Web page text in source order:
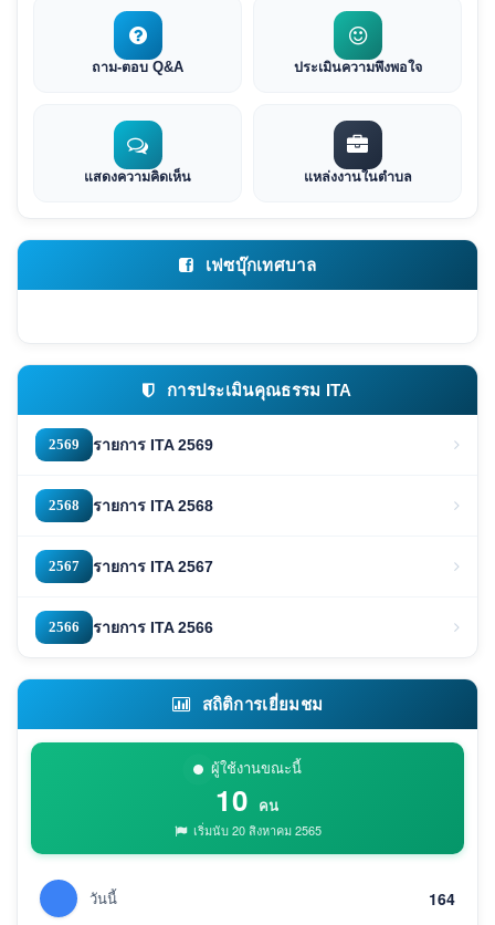
ถาม-ตอบ Q&A ประเมินความพึงพอใจ
แสดงความคิดเห็น แหล่งงานในตำบล
เฟซบุ๊กเทศบาล
การประเมินคุณธรรม ITA
2569 รายการ ITA 2569
2568 รายการ ITA 2568
2567 รายการ ITA 2567
2566 รายการ ITA 2566
สถิติการเยี่ยมชม
ผู้ใช้งานขณะนี้
10 คน
เริ่มนับ 20 สิงหาคม 2565
วันนี้ 164